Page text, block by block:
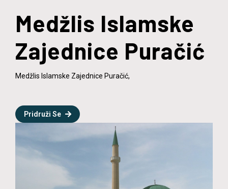
Medžlis Islamske
Zajednice Puračić
Medžlis Islamske Zajednice Puračić,
Pridruži Se